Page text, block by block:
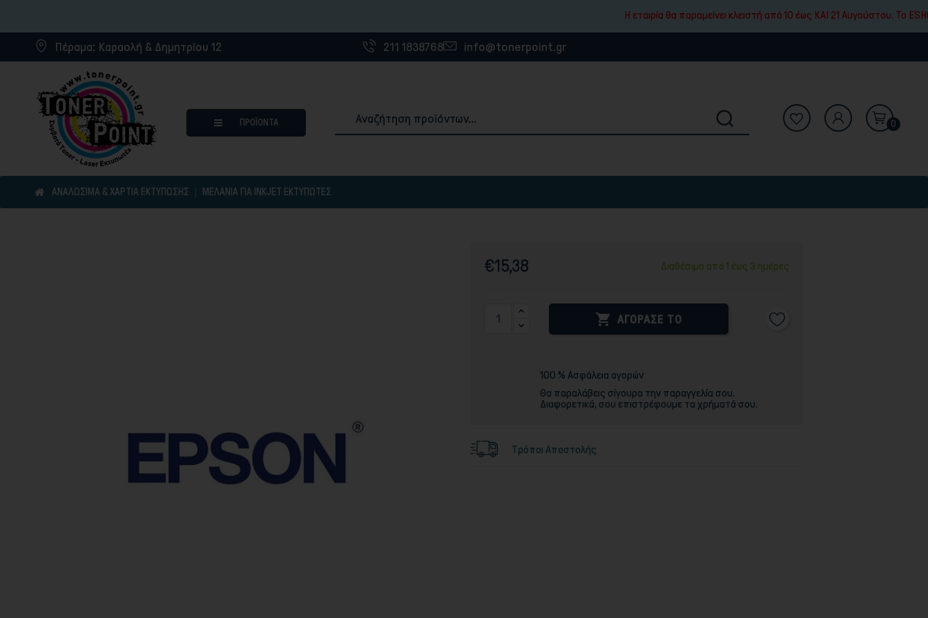
Η εταιρία θα παραμείνει κλειστή από 10 έως ΚΑΙ 21 Αυγούστου. To ESHOP μας
Πέραμα: Καραολή & Δημητρίου 12 211 1838768 info@tonerpoint.gr
ΠΡΟΪΌΝΤΑ 0
ΑΝΑΛΩΣΙΜΑ & ΧΑΡΤΙΑ ΕΚΤΥΠΩΣΗΣ ΜΕΛΆΝΙΑ ΓΙΑ INKJET ΕΚΤΥΠΩΤΈΣ
€15,38 Διαθέσιμο από 1 έως 3 ημέρες
 ΑΓΟΡΑΣΕ ΤΟ
100 % Ασφάλεια αγορών
Θα παραλάβεις σίγουρα την παραγγελία σου.
Διαφορετικά, σου επιστρέφουμε τα χρήματά σου.
Τρόποι Αποστολής